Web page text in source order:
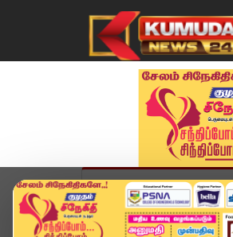
முகப்பு விளையாட்டு